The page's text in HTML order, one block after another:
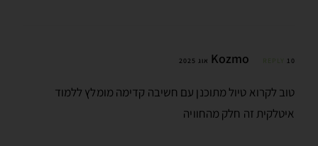
Kozmo REPLY 10 אוג 2025
טוב לקרוא טיול מתוכנן עם חשיבה קדימה מומלץ ללמוד
איטלקית זה חלק מהחוויה